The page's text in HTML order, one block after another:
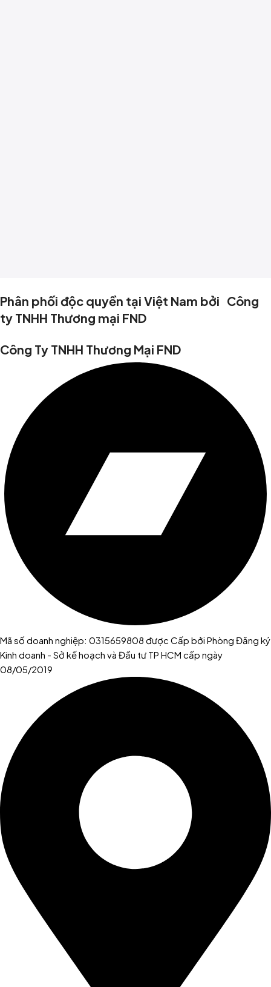
Phân phối độc quyền tại Việt Nam bởi Công
ty TNHH Thương mại FND
Công Ty TNHH Thương Mại FND
Mã số doanh nghiệp: 0315659808 được Cấp bởi Phòng Đăng ký
Kinh doanh - Sở kế hoạch và Đầu tư TP HCM cấp ngày
08/05/2019